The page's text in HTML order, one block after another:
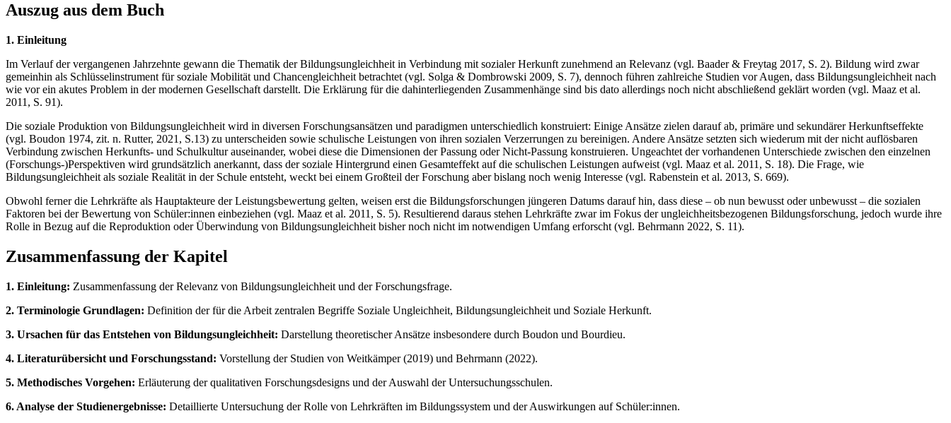
Auszug aus dem Buch
1. Einleitung
Im Verlauf der vergangenen Jahrzehnte gewann die Thematik der Bildungsungleichheit in Verbindung mit sozialer Herkunft zunehmend an Relevanz (vgl. Baader & Freytag 2017, S. 2). Bildung wird zwar
gemeinhin als Schlüsselinstrument für soziale Mobilität und Chancengleichheit betrachtet (vgl. Solga & Dombrowski 2009, S. 7), dennoch führen zahlreiche Studien vor Augen, dass Bildungsungleichheit nach
wie vor ein akutes Problem in der modernen Gesellschaft darstellt. Die Erklärung für die dahinterliegenden Zusammenhänge sind bis dato allerdings noch nicht abschließend geklärt worden (vgl. Maaz et al.
2011, S. 91).
Die soziale Produktion von Bildungsungleichheit wird in diversen Forschungsansätzen und paradigmen unterschiedlich konstruiert: Einige Ansätze zielen darauf ab, primäre und sekundärer Herkunftseffekte
(vgl. Boudon 1974, zit. n. Rutter, 2021, S.13) zu unterscheiden sowie schulische Leistungen von ihren sozialen Verzerrungen zu bereinigen. Andere Ansätze setzten sich wiederum mit der nicht auflösbaren
Verbindung zwischen Herkunfts- und Schulkultur auseinander, wobei diese die Dimensionen der Passung oder Nicht-Passung konstruieren. Ungeachtet der vorhandenen Unterschiede zwischen den einzelnen
(Forschungs-)Perspektiven wird grundsätzlich anerkannt, dass der soziale Hintergrund einen Gesamteffekt auf die schulischen Leistungen aufweist (vgl. Maaz et al. 2011, S. 18). Die Frage, wie
Bildungsungleichheit als soziale Realität in der Schule entsteht, weckt bei einem Großteil der Forschung aber bislang noch wenig Interesse (vgl. Rabenstein et al. 2013, S. 669).
Obwohl ferner die Lehrkräfte als Hauptakteure der Leistungsbewertung gelten, weisen erst die Bildungsforschungen jüngeren Datums darauf hin, dass diese – ob nun bewusst oder unbewusst – die sozialen
Faktoren bei der Bewertung von Schüler:innen einbeziehen (vgl. Maaz et al. 2011, S. 5). Resultierend daraus stehen Lehrkräfte zwar im Fokus der ungleichheitsbezogenen Bildungsforschung, jedoch wurde ihre
Rolle in Bezug auf die Reproduktion oder Überwindung von Bildungsungleichheit bisher noch nicht im notwendigen Umfang erforscht (vgl. Behrmann 2022, S. 11).
Zusammenfassung der Kapitel
1. Einleitung: Zusammenfassung der Relevanz von Bildungsungleichheit und der Forschungsfrage.
2. Terminologie Grundlagen: Definition der für die Arbeit zentralen Begriffe Soziale Ungleichheit, Bildungsungleichheit und Soziale Herkunft.
3. Ursachen für das Entstehen von Bildungsungleichheit: Darstellung theoretischer Ansätze insbesondere durch Boudon und Bourdieu.
4. Literaturübersicht und Forschungsstand: Vorstellung der Studien von Weitkämper (2019) und Behrmann (2022).
5. Methodisches Vorgehen: Erläuterung der qualitativen Forschungsdesigns und der Auswahl der Untersuchungsschulen.
6. Analyse der Studienergebnisse: Detaillierte Untersuchung der Rolle von Lehrkräften im Bildungssystem und der Auswirkungen auf Schüler:innen.